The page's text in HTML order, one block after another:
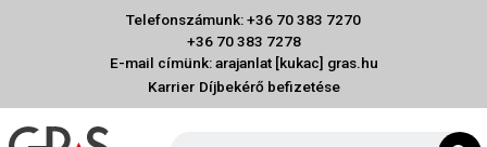
Telefonszámunk: +36 70 383 7270
+36 70 383 7278
E-mail címünk: arajanlat [kukac] gras.hu
Karrier Díjbekérő befizetése